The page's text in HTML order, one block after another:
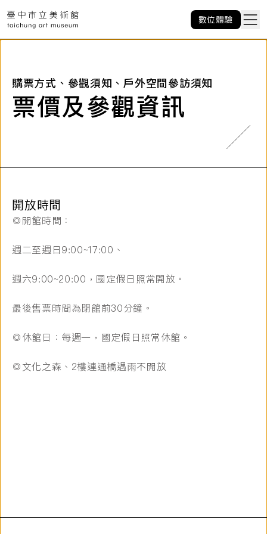
數位體驗
購票方式、參觀須知、戶外空間參訪須知
票價及參觀資訊
開放時間
◎開館時間：
週二至週日9:00~17:00、
週六9:00~20:00，國定假日照常開放。
最後售票時間為閉館前30分鐘。
◎休館日：每週一，國定假日照常休館。
◎文化之森、2樓連通橋遇雨不開放